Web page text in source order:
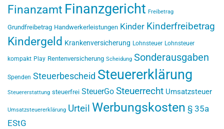
Finanzamt Finanzgericht Freibetrag
Grundfreibetrag Handwerkerleistungen Kinder Kinderfreibetrag
Kindergeld Krankenversicherung Lohnsteuer Lohnsteuer
kompakt Play Rentenversicherung Scheidung Sonderausgaben
Spenden Steuerbescheid Steuererklärung
Steuererstattung steuerfrei SteuerGo Steuerrecht Umsatzsteuer
Umsatzsteuererklärung Urteil Werbungskosten § 35a
EStG